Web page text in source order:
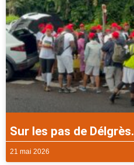
Sur les pas de Délgrès.
21 mai 2026